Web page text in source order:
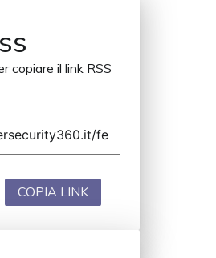
copiare il link RSS
COPIA LINK